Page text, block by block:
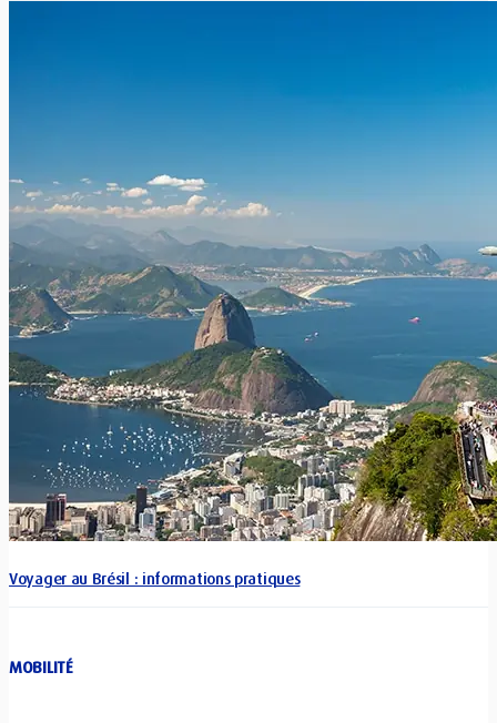
Voyager au Brésil : informations pratiques
MOBILITÉ